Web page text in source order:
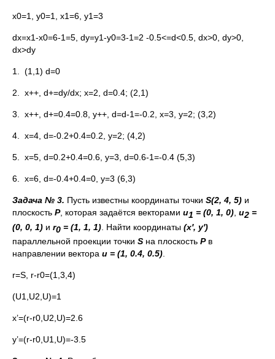
x0=1, y0=1, x1=6, y1=3
dx=x1-x0=6-1=5, dy=y1-y0=3-1=2 -0.5<=d<0.5, dx>0, dy>0,
dx>dy
1. (1,1) d=0
2. x++, d+=dy/dx; x=2, d=0.4; (2,1)
3. x++, d+=0.4=0.8, y++, d=d-1=-0.2, x=3, y=2; (3,2)
4. x=4, d=-0.2+0.4=0.2, y=2; (4,2)
5. x=5, d=0.2+0.4=0.6, y=3, d=0.6-1=-0.4 (5,3)
6. x=6, d=-0.4+0.4=0, y=3 (6,3)
Задача № 3. Пусть известны координаты точки S(2, 4, 5) и
плоскость P, которая задаётся векторами u1 = (0, 1, 0) u2 =
(0, 0, 1) и r0 = (1, 1, 1) . Найти координаты (x′, y′)
параллельной проекции точки S на плоскость Pв
направлении вектора u = (1, 0.4, 0.5).
r=S, r-r0=(1,3,4)
(U1,U2,U)=1
x’=(r-r0,U2,U)=2.6
y’=(r-r0,U1,U)=-3.5